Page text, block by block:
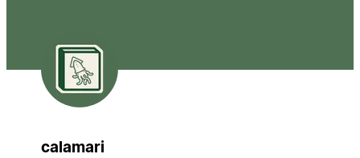
calamari